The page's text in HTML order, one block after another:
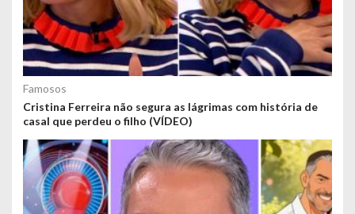
Famosos
Cristina Ferreira não segura as lágrimas com história de
casal que perdeu o filho (VÍDEO)